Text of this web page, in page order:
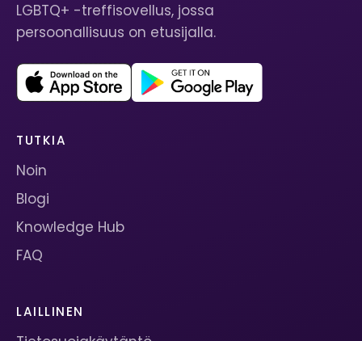
LGBTQ+ -treffisovellus, jossa
persoonallisuus on etusijalla.
TUTKIA
Noin
Blogi
Knowledge Hub
FAQ
LAILLINEN